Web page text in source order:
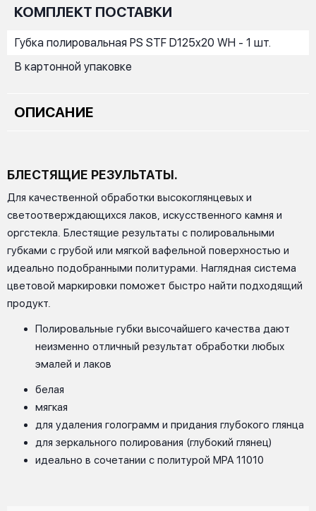
КОМПЛЕКТ ПОСТАВКИ
Губка полировальная PS STF D125x20 WH - 1 шт.
В картонной упаковке
ОПИСАНИЕ
БЛЕСТЯЩИЕ РЕЗУЛЬТАТЫ.
Для качественной обработки высокоглянцевых и
светоотверждающихся лаков, искусственного камня и
оргстекла. Блестящие результаты с полировальными
губками с грубой или мягкой вафельной поверхностью и
идеально подобранными политурами. Наглядная система
цветовой маркировки поможет быстро найти подходящий
продукт.
Полировальные губки высочайшего качества дают
неизменно отличный результат обработки любых
эмалей и лаков
белая
мягкая
для удаления голограмм и придания глубокого глянца
для зеркального полирования (глубокий глянец)
идеально в сочетании с политурой MPA 11010